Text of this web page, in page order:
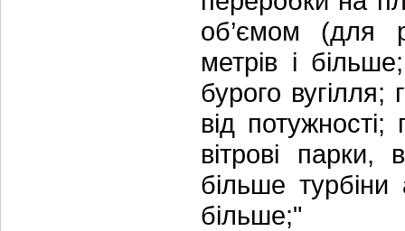
об’ємом (для
метрів і
бурого вугілля;
від
вітрові парки,
більше
більше;"